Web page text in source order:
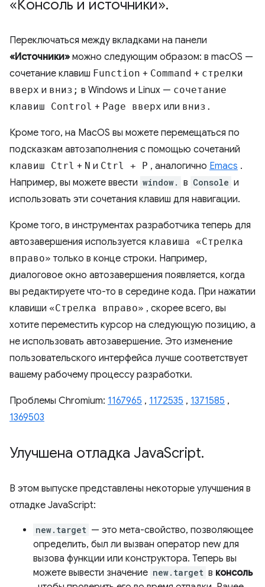
«Консоль и источники».
Переключаться между вкладками на панели
«Источники» можно следующим образом: в macOS —
сочетание клавиш Function + Command + стрелки
вверх и вниз; в Windows и Linux — сочетание
клавиш Control + Page вверх или вниз.
Кроме того, на MacOS вы можете перемещаться по
подсказкам автозаполнения с помощью сочетаний
клавиш Ctrl + N и Ctrl + P , аналогично Emacs .
Например, вы можете ввести window. в Console и
использовать эти сочетания клавиш для навигации.
Кроме того, в инструментах разработчика теперь для
автозавершения используется клавиша «Стрелка
вправо» только в конце строки. Например,
диалоговое окно автозавершения появляется, когда
вы редактируете что-то в середине кода. При нажатии
клавиши «Стрелка вправо» , скорее всего, вы
хотите переместить курсор на следующую позицию, а
не использовать автозавершение. Это изменение
пользовательского интерфейса лучше соответствует
вашему рабочему процессу разработки.
Проблемы Chromium: 1167965 , 1172535 , 1371585 ,
1369503
Улучшена отладка JavaScript.
В этом выпуске представлены некоторые улучшения в
отладке JavaScript:
new.target — это мета-свойство, позволяющее
определить, был ли вызван оператор new для
вызова функции или конструктора. Теперь вы
можете вывести значение new.target в консоль